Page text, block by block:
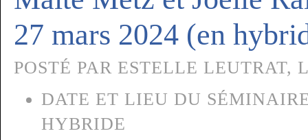
27 mars 2024 (en
POSTÉ PAR ESTELLE LEUTRAT,
DATE ET LIEU DU
HYBRIDE